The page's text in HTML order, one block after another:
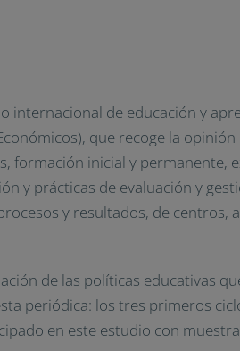
internacional de educación y
que recoge la
inicial y permanente,
y prácticas de evaluación y
y resultados, de centros,
de las políticas educativas
periódica: los tres primeros
en este estudio con